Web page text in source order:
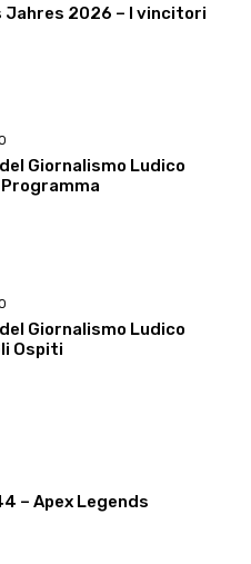
Jahres 2026 – I vincitori
Giornalismo Ludico
Giornalismo Ludico
Ospiti
– Apex Legends